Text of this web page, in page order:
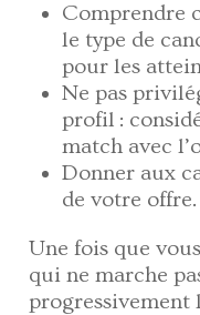
Comprendre
le type de
pour les
Ne pas
profil :
match avec
Donner aux
de votre offre.
Une fois que
qui ne marche
progressivement